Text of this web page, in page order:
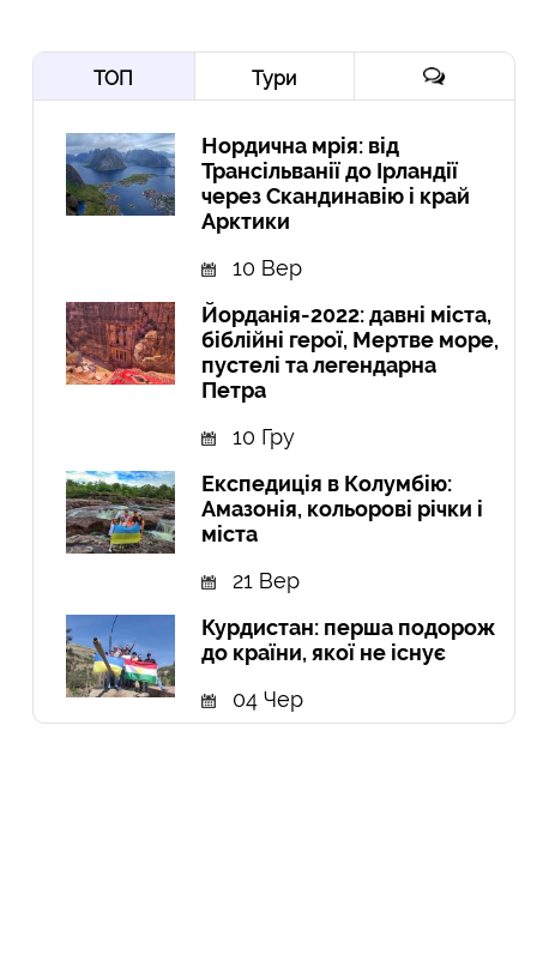
ТОП Тури
Нордична мрія: від
Трансільванії до Ірландії
через Скандинавію і край
Арктики
10 Вер
Йорданія-2022: давні міста,
біблійні герої, Мертве море,
пустелі та легендарна
Петра
10 Гру
Експедиція в Колумбію:
Амазонія, кольорові річки і
міста
21 Вер
Курдистан: перша подорож
до країни, якої не існує
04 Чер